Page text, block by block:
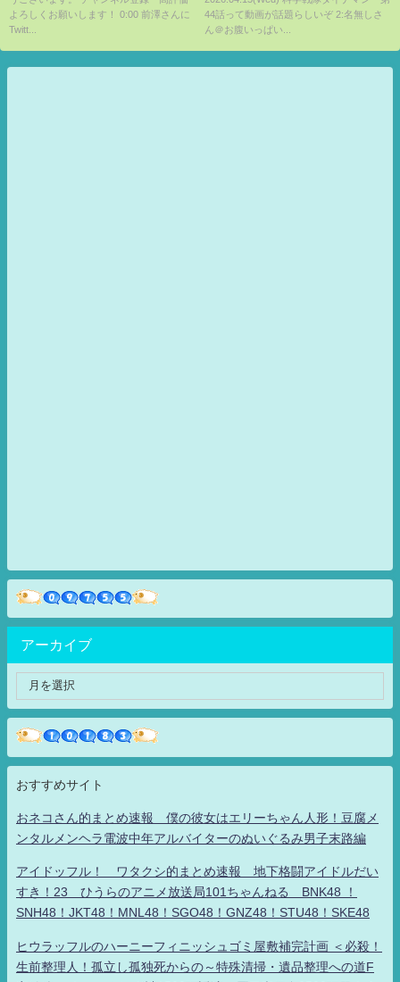
ボコボコにするひろゆき【切り
よろしくお願いします！ 0:00 前澤さんに
Twitt...
44話って動画が話題らしいぞ 2:名無しさ
ん＠お腹いっぱい...
アーカイブ
おすすめサイト
おネコさん的まとめ速報 僕の彼女はエリーちゃん人形！豆腐メ
ンタルメンヘラ電波中年アルバイターのぬいぐるみ男子末路編
アイドッフル！ ワタクシ的まとめ速報 地下格闘アイドルだい
すき！23 ひうらのアニメ放送局101ちゃんねる BNK48 ！
SNH48！JKT48！MNL48！SGO48！GNZ48！STU48！SKE48
ヒウラッフルのハーニーフィニッシュゴミ屋敷補完計画 ＜必殺！
生前整理人！孤立し孤独死からの～特殊清掃・遺品整理への道F